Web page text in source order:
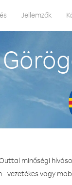
Jellemzők
minőségi
- vezetékes vagy